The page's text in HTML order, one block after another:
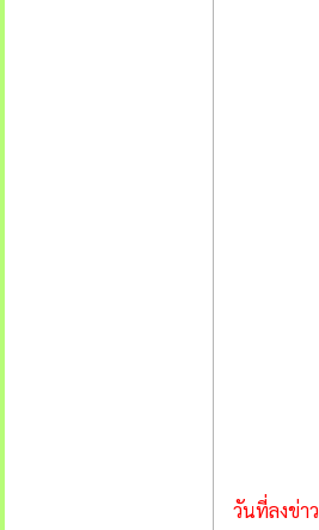
วันที่ลงข่าว